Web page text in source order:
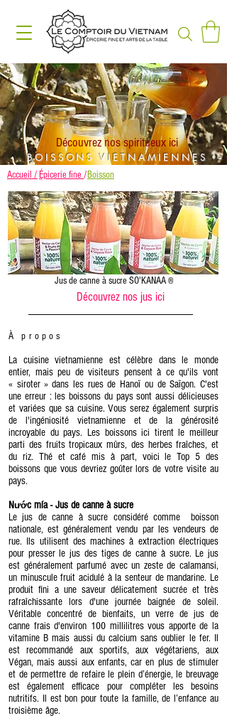
- BOISSONS VIETNAMIENNES -
Découvrez nos spiritueux ici
Accueil / Épicerie fine /Boisson
Jus de canne à sucre SO'KANAA ®
Découvrez nos jus ici
À propos
La cuisine vietnamienne est célèbre dans le monde
entier, mais peu de visiteurs pensent à ce qu'ils vont
« siroter » dans les rues de Hanoï ou de Saïgon. C'est
une erreur : les boissons du pays sont aussi délicieuses
et variées que sa cuisine. Vous serez également surpris
de l'ingéniosité vietnamienne et de la générosité
incroyable du pays. Les boissons ici tirent le meilleur
parti des fruits tropicaux mûrs, des herbes fraîches, et
du riz. Thé et café mis à part, voici le Top 5 des
boissons que vous devriez goûter lors de votre visite au
pays.
Nước mía - Jus de canne à sucre
Le jus de canne à sucre considéré comme boisson
nationale, est généralement vendu par les vendeurs de
rue. Ils utilisent des machines à extraction électriques
pour presser le jus des tiges de canne à sucre. Le jus
est généralement parfumé avec un zeste de calamansi,
un minuscule fruit acidulé à la senteur de mandarine. Le
produit fini a une saveur délicatement sucrée et très
rafraîchissante lors d'une journée baignée de soleil.
Véritable concentré de bienfaits, un verre de jus de
canne frais d'environ 100 millilitres vous apporte de la
vitamine B mais aussi du calcium sans oublier le fer. Il
est recommandé aux sportifs, aux végétariens, aux
Végan, mais aussi aux enfants, car en plus de stimuler
et de permettre de refaire le plein d’énergie, le breuvage
est également efficace pour compléter les besoins
nutritifs. Il est bon pour toute la famille, de l’enfance au
troisième âge.